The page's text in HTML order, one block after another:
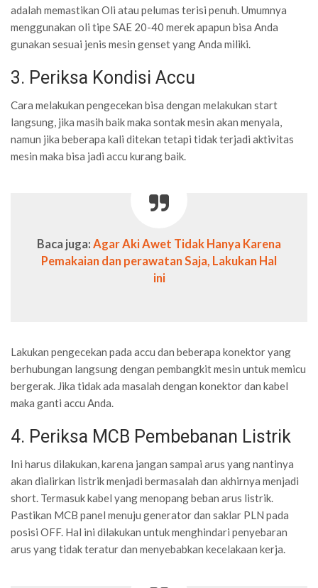
adalah memastikan Oli atau pelumas terisi penuh. Umumnya
menggunakan oli tipe SAE 20-40 merek apapun bisa Anda
gunakan sesuai jenis mesin genset yang Anda miliki.
3. Periksa Kondisi Accu
Cara melakukan pengecekan bisa dengan melakukan start
langsung, jika masih baik maka sontak mesin akan menyala,
namun jika beberapa kali ditekan tetapi tidak terjadi aktivitas
mesin maka bisa jadi accu kurang baik.
Baca juga: Agar Aki Awet Tidak Hanya Karena
Pemakaian dan perawatan Saja, Lakukan Hal
ini
Lakukan pengecekan pada accu dan beberapa konektor yang
berhubungan langsung dengan pembangkit mesin untuk memicu
bergerak. Jika tidak ada masalah dengan konektor dan kabel
maka ganti accu Anda.
4. Periksa MCB Pembebanan Listrik
Ini harus dilakukan, karena jangan sampai arus yang nantinya
akan dialirkan listrik menjadi bermasalah dan akhirnya menjadi
short. Termasuk kabel yang menopang beban arus listrik.
Pastikan MCB panel menuju generator dan saklar PLN pada
posisi OFF. Hal ini dilakukan untuk menghindari penyebaran
arus yang tidak teratur dan menyebabkan kecelakaan kerja.